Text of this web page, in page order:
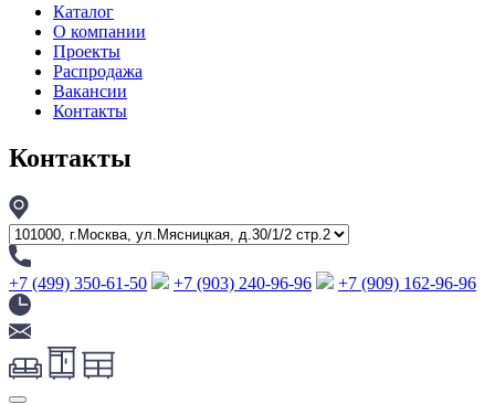
Каталог
О компании
Проекты
Распродажа
Вакансии
Контакты
Контакты
+7 (499) 350-61-50 +7 (903) 240-96-96 +7 (909) 162-96-96